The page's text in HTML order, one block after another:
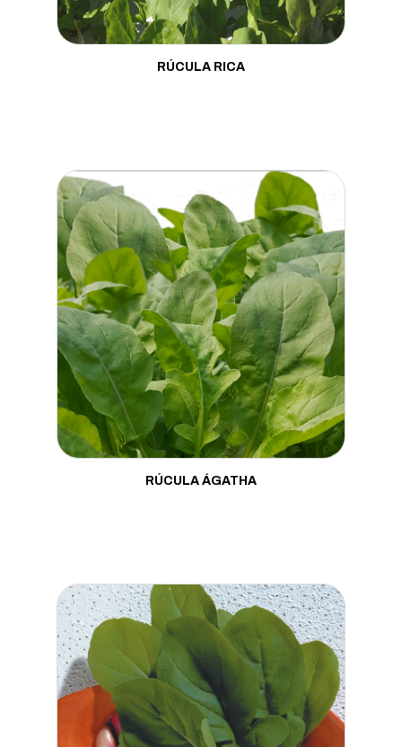
Pimenta
Rabanete
Repolho
Rúcula
Tomate
RÚCULA RICA
RÚCULA ÁGATHA